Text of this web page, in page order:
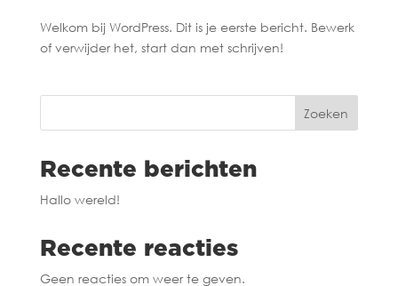
Welkom bij WordPress. Dit is je eerste bericht. Bewerk
of verwijder het, start dan met schrijven!
Zoeken
Recente berichten
Hallo wereld!
Recente reacties
Geen reacties om weer te geven.